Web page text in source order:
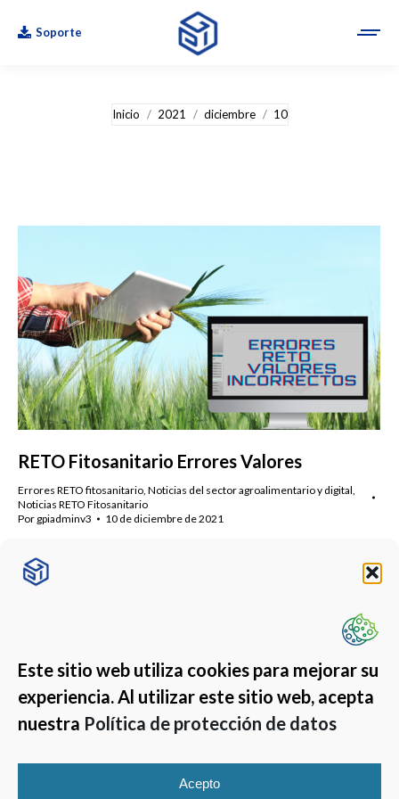
Este sitio web utiliza cookies para mejorar su
experiencia. Al utilizar este sitio web, acepta
nuestra Política de protección de datos
Acepto
Soporte
Inicio 2021 diciembre 10
RETO Fitosanitario Errores Valores
Errores RETO fitosanitario Noticias del sector agroalimentario y digital
Noticias RETO Fitosanitario
Por gpiadminv3 10 de diciembre de 2021
Fitosanitario, a la hora de subir el fichero pueden ocurrir
varios errores.